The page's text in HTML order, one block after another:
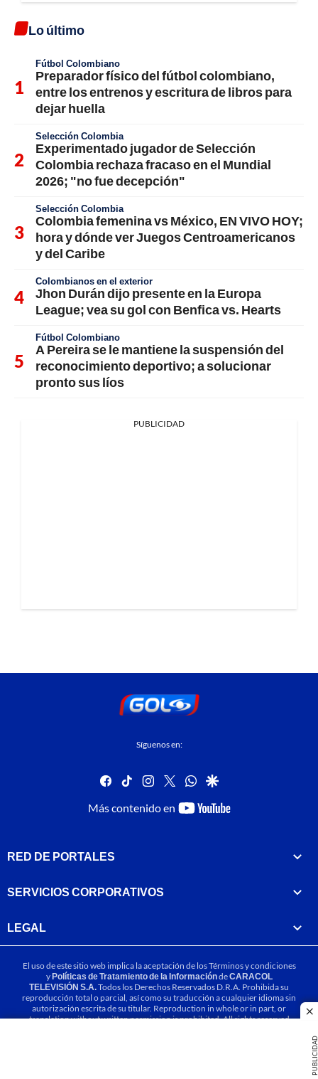
PUBLICIDAD
Lo último
Fútbol Colombiano
Preparador físico del fútbol colombiano,
entre los entrenos y escritura de libros para
dejar huella
Selección Colombia
Experimentado jugador de Selección
Colombia rechaza fracaso en el Mundial
2026; "no fue decepción"
Selección Colombia
Colombia femenina vs México, EN VIVO HOY;
hora y dónde ver Juegos Centroamericanos
y del Caribe
Colombianos en el exterior
Jhon Durán dijo presente en la Europa
League; vea su gol con Benfica vs. Hearts
Fútbol Colombiano
A Pereira se le mantiene la suspensión del
reconocimiento deportivo; a solucionar
pronto sus líos
PUBLICIDAD
Síguenos en:
facebook
tiktok instagram
twitterwhatsapp
google
Más contenido en
youtube-
RED DE PORTALES
SERVICIOS CORPORATIVOS
LEGAL
El uso de este sitio web implica la aceptación de losTérminos y condiciones
yPolíticas de Tratamiento de la InformacióndeCARACOL
TELEVISIÓN S.A.Todos los Derechos Reservados D.R.A. Prohibida su
reproducción total o parcial, así como su traducción a cualquier idioma sin
autorización escrita de su titular. Reproduction in whole or in part, or
translation without written permission is prohibited. All rights reserved